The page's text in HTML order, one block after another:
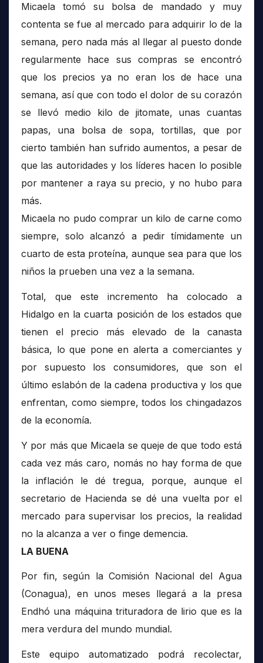
Micaela tomó su bolsa de mandado y muy
contenta se fue al mercado para adquirir lo de la
semana, pero nada más al llegar al puesto donde
regularmente hace sus compras se encontró
que los precios ya no eran los de hace una
semana, así que con todo el dolor de su corazón
se llevó medio kilo de jitomate, unas cuantas
papas, una bolsa de sopa, tortillas, que por
cierto también han sufrido aumentos, a pesar de
que las autoridades y los líderes hacen lo posible
por mantener a raya su precio, y no hubo para
más.
Micaela no pudo comprar un kilo de carne como
siempre, solo alcanzó a pedir tímidamente un
cuarto de esta proteína, aunque sea para que los
niños la prueben una vez a la semana.
Total, que este incremento ha colocado a
Hidalgo en la cuarta posición de los estados que
tienen el precio más elevado de la canasta
básica, lo que pone en alerta a comerciantes y
por supuesto los consumidores, que son el
último eslabón de la cadena productiva y los que
enfrentan, como siempre, todos los chingadazos
de la economía.
Y por más que Micaela se queje de que todo está
cada vez más caro, nomás no hay forma de que
la inflación le dé tregua, porque, aunque el
secretario de Hacienda se dé una vuelta por el
mercado para supervisar los precios, la realidad
no la alcanza a ver o finge demencia.
LA BUENA
Por fin, según la Comisión Nacional del Agua
(Conagua), en unos meses llegará a la presa
Endhó una máquina trituradora de lirio que es la
mera verdura del mundo mundial.
Este equipo automatizado podrá recolectar,